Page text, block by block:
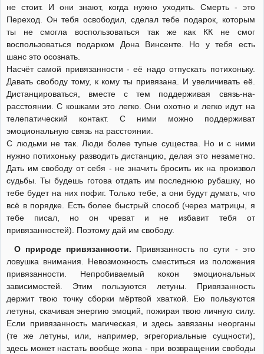
не стоит. И они знают, когда нужно уходить. Смерть - это
Переход. Он тебя освободил, сделал тебе подарок, которым
ты не смогла воспользоваться так же как КК не смог
воспользоваться подарком Дона Винсенте. Но у тебя есть
шанс это осознать.
Насчёт самой привязанности - её надо отпускать потихоньку.
Давать свободу тому, к кому ты привязана. И увеличивать её.
Дистанцироваться, вместе с тем поддерживая связь-на-
расстоянии. С кошками это легко. Они охотно и легко идут на
телепатический контакт. С ними можно поддерживат
эмоциональную связь на расстоянии.
С людьми не так. Люди более тупые существа. Но и с ними
нужно потихоньку разводить дистанцию, делая это незаметно.
Дать им свободу от себя - не значить бросить их на произвол
судьбы. Ты будешь готова отдать им последнюю рубашку, но
тебе будет на них пофиг. Только тебе, а они будут думать, что
всё в порядке. Есть более быстрый способ (через матрицы, я
тебе писал, но он чреват и не избавит тебя от
привязанностей). Поэтому дай им свободу.
О природе привязанности. Привязанность по сути - это
ловушка внимания. Невозможность сместиться из положения
привязанности. Непробиваемый кокон эмоциональных
зависимостей. Этим пользуются летуны. Привязанность
держит твою точку сборки мёртвой хваткой. Ею пользуются
летуны, скачивая энергию эмоций, пожирая твою личную силу.
Если привязанность магическая, и здесь завязаны неорганы
(те же летуны, или, например, эгрегориальные сущности),
здесь может настать вообще жопа - при возвращении свободы